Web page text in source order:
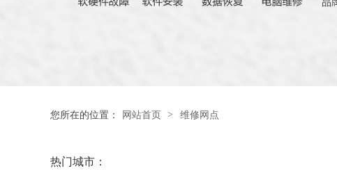
您所在的位置： 网站首页 > 维修网点
热门城市：